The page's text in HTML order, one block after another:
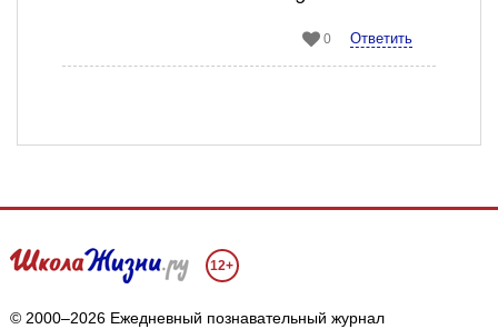
0 Ответить
12+
© 2000–2026 Ежедневный познавательный журнал